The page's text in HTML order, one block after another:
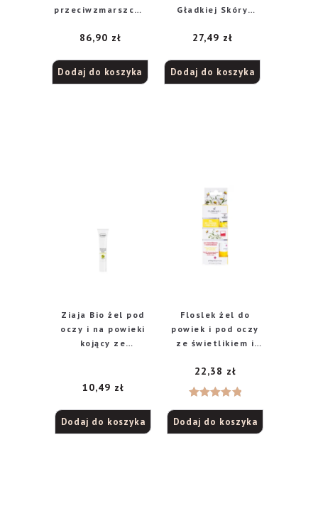
przeciwzmarszczk
3000 + 5% roztwór
86,90 zł
Dodaj do koszyka
Gładkiej Skóry
27,49 zł
Dodaj do koszyka
Ziaja Bio żel pod
oczy i na powieki
kojący ze
10,49 zł
Dodaj do koszyka
Floslek żel do
powiek i pod oczy
ze świetlikiem i
5.00na 5
22,38 zł
Dodaj do koszyka